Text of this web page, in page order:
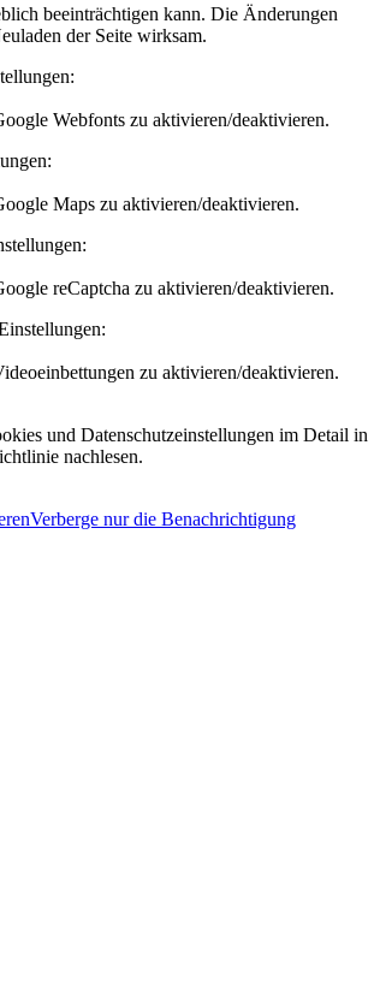
beeinträchtigen kann. Die Änderungen
der Seite wirksam.
Webfonts zu aktivieren/deaktivieren.
Maps zu aktivieren/deaktivieren.
reCaptcha zu aktivieren/deaktivieren.
zu aktivieren/deaktivieren.
und Datenschutzeinstellungen im Detail in
nachlesen.
Verberge nur die Benachrichtigung